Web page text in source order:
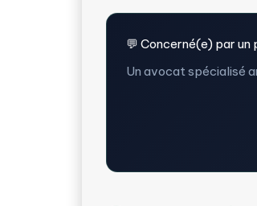
💬 Concerné(e) par
Un avocat spécialisé